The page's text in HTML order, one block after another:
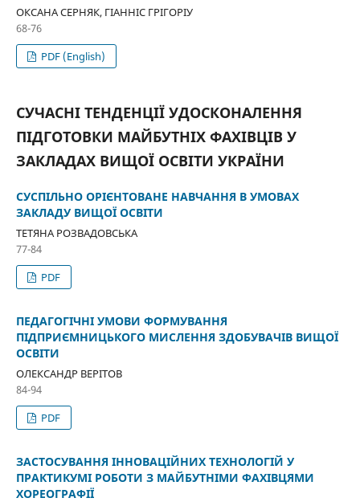
ОКСАНА СЕРНЯК, ГІАННІС ГРІГОРІУ
68-76
PDF (English)
СУЧАСНІ ТЕНДЕНЦІЇ УДОСКОНАЛЕННЯ
ПІДГОТОВКИ МАЙБУТНІХ ФАХІВЦІВ У
ЗАКЛАДАХ ВИЩОЇ ОСВІТИ УКРАЇНИ
СУСПІЛЬНО ОРІЄНТОВАНЕ НАВЧАННЯ В УМОВАХ
ЗАКЛАДУ ВИЩОЇ ОСВІТИ
ТЕТЯНА РОЗВАДОВСЬКА
77-84
PDF
ПЕДАГОГІЧНІ УМОВИ ФОРМУВАННЯ
ПІДПРИЄМНИЦЬКОГО МИСЛЕННЯ ЗДОБУВАЧІВ ВИЩОЇ
ОСВІТИ
ОЛЕКСАНДР ВЕРІТОВ
84-94
PDF
ЗАСТОСУВАННЯ ІННОВАЦІЙНИХ ТЕХНОЛОГІЙ У
ПРАКТИКУМІ РОБОТИ З МАЙБУТНІМИ ФАХІВЦЯМИ
ХОРЕОГРАФІЇ